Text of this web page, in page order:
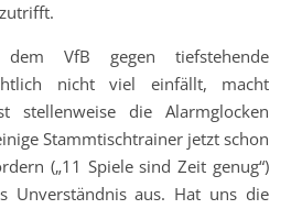
VfB gegen tiefstehende
nicht viel einfällt, macht
stellenweise die Alarmglocken
Stammtischtrainer jetzt schon
(„11 Spiele sind Zeit genug“)
Unverständnis aus. Hat uns die